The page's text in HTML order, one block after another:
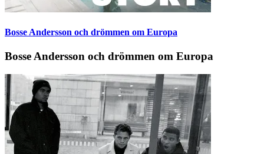
Bosse Andersson och drömmen om Europa
Bosse Andersson och drömmen om Europa